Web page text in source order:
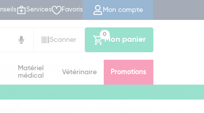
Services Favoris Mon compte
Scanner
Mon panier
0
Matériel
médical
Vétérinaire Promotions